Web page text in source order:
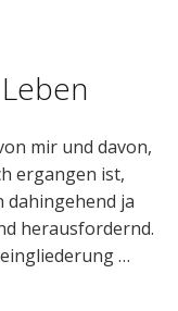
mir und davon,
ergangen ist,
dahingehend ja
herausfordernd.
…